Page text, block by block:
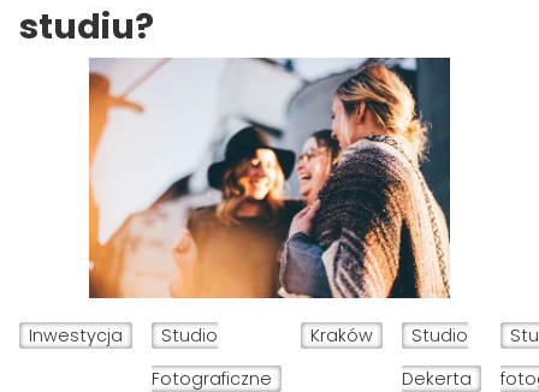
studiu?
Inwestycja
Studio
Fotograficzne
Kraków
Studio
Dekerta